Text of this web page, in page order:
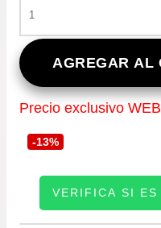
DE
BUJÍAS
NGK
DCPR7E
ELECTRODO
CILINDROS
CANTIDAD
AGREGAR AL
Precio exclusivo
-13%
VERIFICA SI ES